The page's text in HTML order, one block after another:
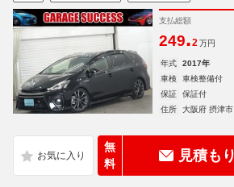
支払総額
249.2 万円
年式 2017年
車検
車検整備付
保証
保証付
住所
大阪府 摂津市
無
料
見積も